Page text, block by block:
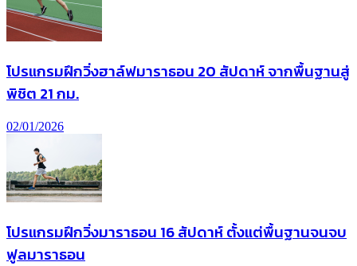
โปรแกรมฝึกวิ่งฮาล์ฟมาราธอน 20 สัปดาห์ จากพื้นฐานสู่
พิชิต 21 กม.
02/01/2026
โปรแกรมฝึกวิ่งมาราธอน 16 สัปดาห์ ตั้งแต่พื้นฐานจนจบ
ฟูลมาราธอน